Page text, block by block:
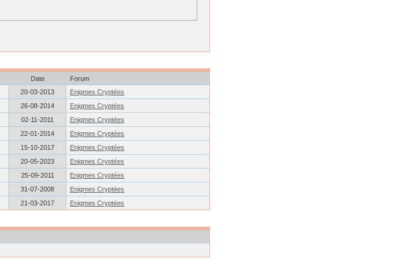
Date
Forum
20-03-2013
Enigmes Cryptées
26-08-2014
Enigmes Cryptées
02-11-2011
Enigmes Cryptées
22-01-2014
Enigmes Cryptées
15-10-2017
Enigmes Cryptées
20-05-2023
Enigmes Cryptées
25-09-2011
Enigmes Cryptées
31-07-2008
Enigmes Cryptées
21-03-2017 Enigmes Cryptées